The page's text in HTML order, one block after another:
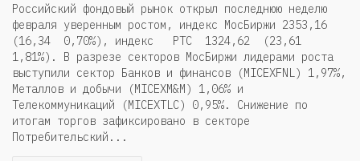
Российский фондовый рынок открыл последнюю неделю
февраля уверенным ростом, индекс МосБиржи 2353,16
(16,34 0,70%), индекс РТС 1324,62 (23,61
1,81%). В разрезе секторов МосБиржи лидерами роста
выступили сектор Банков и финансов (MICEXFNL) 1,97%,
Металлов и добычи (MICEXM&M) 1,06% и
Телекоммуникаций (MICEXTLC) 0,95%. Снижение по
итогам торгов зафиксировано в секторе
Потребительский...